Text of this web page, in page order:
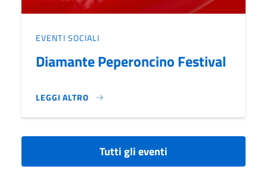
EVENTI SOCIALI
Diamante Peperoncino Festival
LEGGI ALTRO
DIAMANTE PEPERONCINO FESTIVAL}
Tutti gli eventi